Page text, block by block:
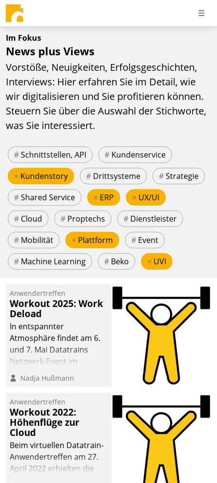
Im Fokus
News plus Views
Vorstöße, Neuigkeiten, Erfolgsgeschichten,
Interviews: Hier erfahren Sie im Detail, wie
wir digitalisieren und Sie profitieren können.
Steuern Sie über die Auswahl der Stichworte,
was Sie interessiert.
#Schnittstellen, API # Kundenservice
× Kundenstory # Drittsysteme #Strategie
#Shared Service × ERP × UX/UI
# Cloud # Proptechs # Dienstleister
# Mobilität × Plattform # Event
# Machine Learning # Beko × UVI
Anwendertreffen
Workout 2025: Work
Deload
In entspannter
Atmosphäre findet am 6.
und 7. Mai Datatrains
Netzwerk-Event im
Kunden- und Partnerkreis
statt. Zentrale Frage: Wie
Mammutprojekte
meistern und Workloads
wuppen – bei zunehmend
anspruchsvollen
Aufgaben und
abnehmendem
Nadja Hußmann
Anwendertreffen
Workout 2022:
Höhenflüge zur
Cloud
Beim virtuellen Datatrain-
Anwendertreffen am 27.
April 2022 erhielten die